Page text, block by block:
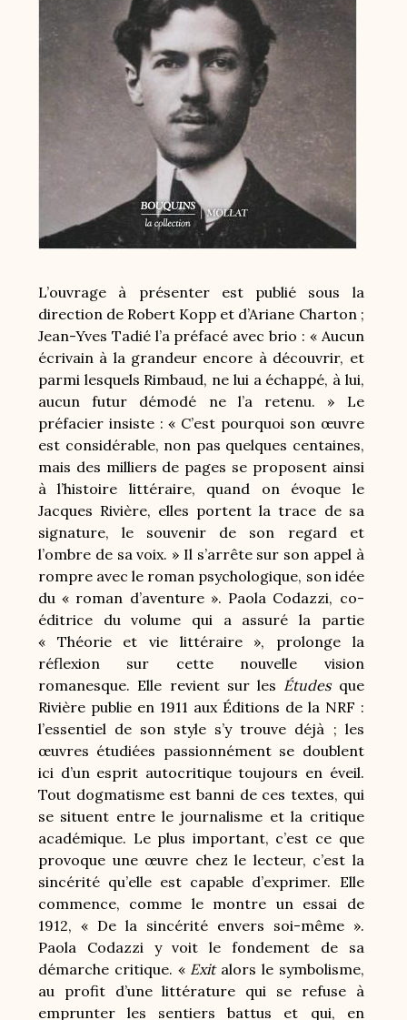
L’ouvrage à présenter est publié sous la
direction de Robert Kopp et d’Ariane Charton ;
Jean-Yves Tadié l’a préfacé avec brio : « Aucun
écrivain à la grandeur encore à découvrir, et
parmi lesquels Rimbaud, ne lui a échappé, à lui,
aucun futur démodé ne l’a retenu. » Le
préfacier insiste : « C’est pourquoi son œuvre
est considérable, non pas quelques centaines,
mais des milliers de pages se proposent ainsi
à l’histoire littéraire, quand on évoque le
Jacques Rivière, elles portent la trace de sa
signature, le souvenir de son regard et
l’ombre de sa voix. » Il s’arrête sur son appel à
rompre avec le roman psychologique, son idée
du « roman d’aventure ». Paola Codazzi, co-
éditrice du volume qui a assuré la partie
« Théorie et vie littéraire », prolonge la
réflexion sur cette nouvelle vision
romanesque. Elle revient sur les Étudesque
Rivière publie en 1911 aux Éditions de la NRF :
l’essentiel de son style s’y trouve déjà ; les
œuvres étudiées passionnément se doublent
ici d’un esprit autocritique toujours en éveil.
Tout dogmatisme est banni de ces textes, qui
se situent entre le journalisme et la critique
académique. Le plus important, c’est ce que
provoque une œuvre chez le lecteur, c’est la
sincérité qu’elle est capable d’exprimer. Elle
commence, comme le montre un essai de
1912, « De la sincérité envers soi-même ».
Paola Codazzi y voit le fondement de sa
démarche critique. « Exitalors le symbolisme,
au profit d’une littérature qui se refuse à
emprunter les sentiers battus et qui, en